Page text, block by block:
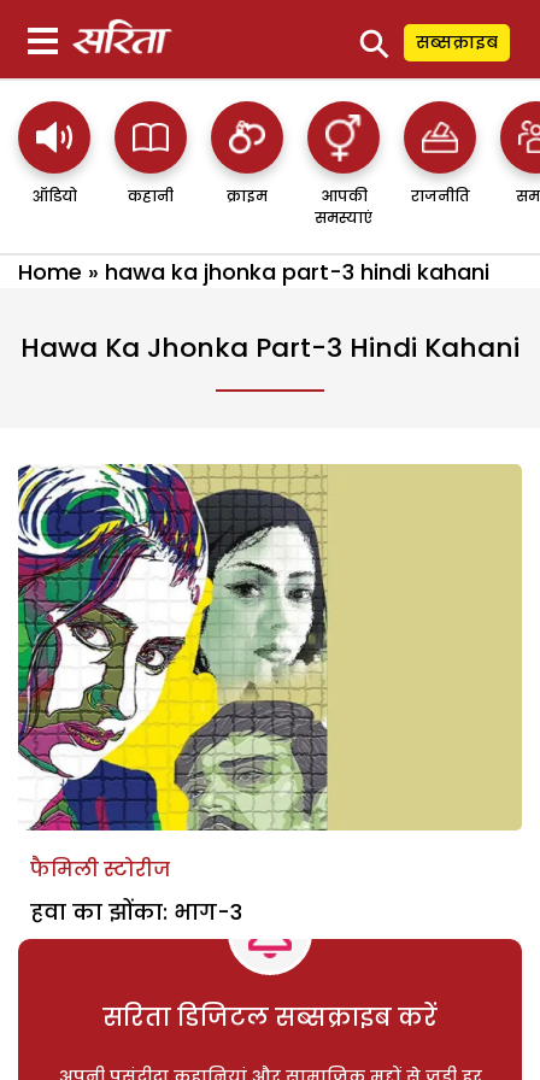
⚲ सब्सक्राइब
ऑडियो कहानी क्राइम
आपकी
समस्याएं
राजनीति
Home » hawa ka jhonka part-3 hindi kahani
Hawa Ka Jhonka Part-3 Hindi Kahani
फैमिली स्टोरीज
हवा का झोंका: भाग-3
सरिता डिजिटल सब्सक्राइब करें